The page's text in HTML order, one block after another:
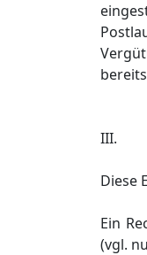
III.
Diese
Ein
(vgl.